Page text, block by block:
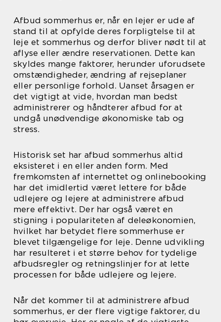
Afbud sommerhus er, når en lejer er ude af
stand til at opfylde deres forpligtelse til at
leje et sommerhus og derfor bliver nødt til at
aflyse eller ændre reservationen. Dette kan
skyldes mange faktorer, herunder uforudsete
omstændigheder, ændring af rejseplaner
eller personlige forhold. Uanset årsagen er
det vigtigt at vide, hvordan man bedst
administrerer og håndterer afbud for at
undgå unødvendige økonomiske tab og
stress.
Historisk set har afbud sommerhus altid
eksisteret i en eller anden form. Med
fremkomsten af internettet og onlinebooking
har det imidlertid været lettere for både
udlejere og lejere at administrere afbud
mere effektivt. Der har også været en
stigning i populariteten af deleøkonomien,
hvilket har betydet flere sommerhuse er
blevet tilgængelige for leje. Denne udvikling
har resulteret i et større behov for tydelige
afbudsregler og retningslinjer for at lette
processen for både udlejere og lejere.
Når det kommer til at administrere afbud
sommerhus, er der flere vigtige faktorer, du